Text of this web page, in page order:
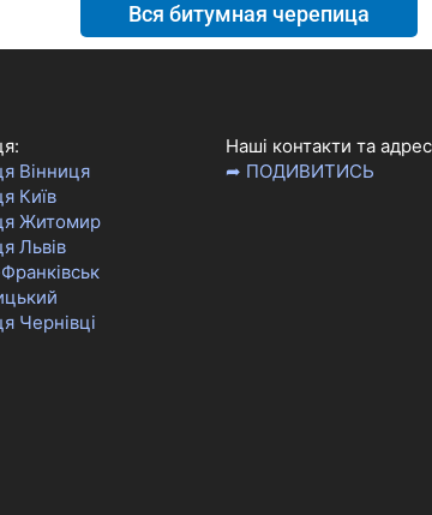
Вся битумная черепица
Вінниця
Київ
Житомир
Львів
Чернівці
Наші контакти та
➦ ПОДИВИТИСЬ